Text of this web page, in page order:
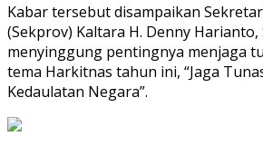
Kabar tersebut disampaikan
(Sekprov) Kaltara H. Denny Harianto,
menyinggung pentingnya menjaga
tema Harkitnas tahun ini, “Jaga
Kedaulatan Negara”.